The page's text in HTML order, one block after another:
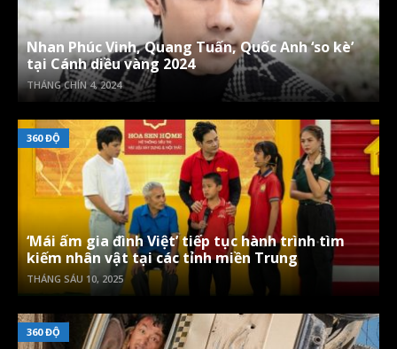
Nhan Phúc Vinh, Quang Tuấn, Quốc Anh ‘so kè’
tại Cánh diều vàng 2024
THÁNG CHÍN 4, 2024
360 ĐỘ
‘Mái ấm gia đình Việt’ tiếp tục hành trình tìm
kiếm nhân vật tại các tỉnh miền Trung
THÁNG SÁU 10, 2025
360 ĐỘ